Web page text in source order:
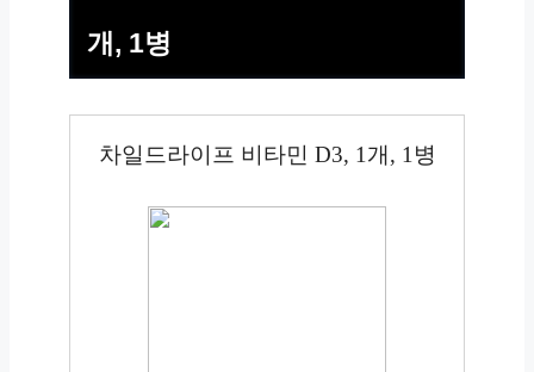
개, 1병
차일드라이프 비타민 D3, 1개, 1병